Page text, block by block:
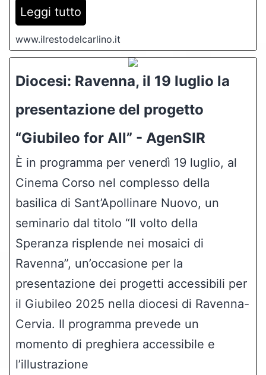
Leggi tutto
www.ilrestodelcarlino.it
Diocesi: Ravenna, il 19 luglio la
presentazione del progetto
“Giubileo for All” - AgenSIR
È in programma per venerdì 19 luglio, al
Cinema Corso nel complesso della
basilica di Sant’Apollinare Nuovo, un
seminario dal titolo “Il volto della
Speranza risplende nei mosaici di
Ravenna”, un’occasione per la
presentazione dei progetti accessibili per
il Giubileo 2025 nella diocesi di Ravenna-
Cervia. Il programma prevede un
momento di preghiera accessibile e
l’illustrazione